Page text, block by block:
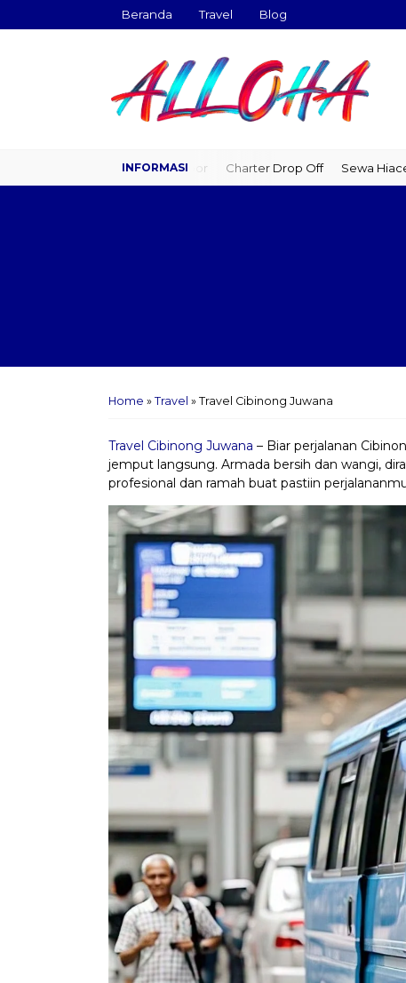
Beranda Travel Blog
Travel Door to Door Charter Drop Off Sewa Hiace Sewa
Home » Travel » Travel Cibinong Juwana
Travel Cibinong Juwana – Biar perjalanan
jemput langsung. Armada bersih dan wangi,
profesional dan ramah buat pastiin